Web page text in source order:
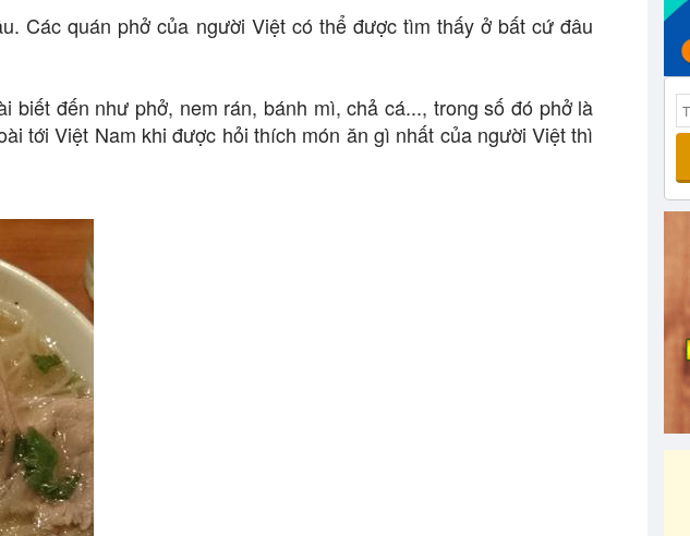
Các quán phở của người Việt có thể được tìm thấy ở bất cứ đâu
biết đến như phở, nem rán, bánh mì, chả cá..., trong số đó phở là
tới Việt Nam khi được hỏi thích món ăn gì nhất của người Việt thì